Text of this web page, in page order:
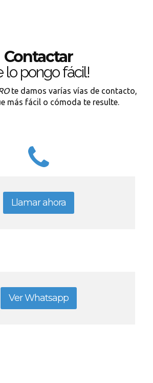
Contactar
lo pongo fácil!
te damos varías vías de contacto,
más fácil o cómoda te resulte.
Llamar ahora
Ver Whatsapp